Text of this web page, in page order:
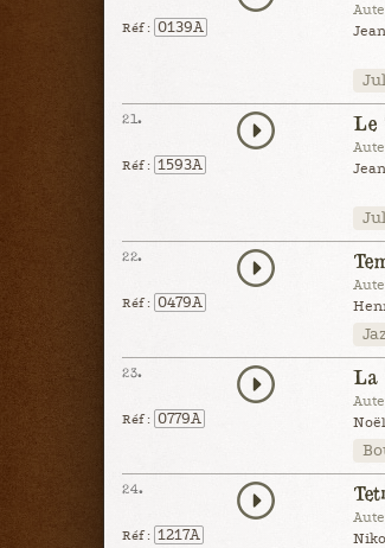
Réf : 0139A
21.
Réf : 1593A
Le
22.
Réf : 0479A
23.
Réf : 0779A
La
24.
Réf : 1217A